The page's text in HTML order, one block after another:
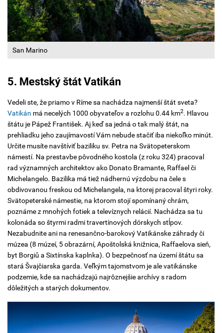
San Marino
5. Mestský štát Vatikán
Vedeli ste, že priamo v Ríme sa nachádza najmenší štát sveta?
Vatikán má necelých 1000 obyvateľov a rozlohu 0.44 km2. Hlavou
štátu je Pápež František. Aj keď sa jedná o tak malý štát, na
prehliadku jeho zaujímavostí Vám nebude stačiť iba niekoľko minút.
Určite musíte navštíviť baziliku sv. Petra na Svätopeterskom
námestí. Na prestavbe pôvodného kostola (z roku 324) pracoval
rad významných architektov ako Donato Bramante, Raffael či
Michelangelo. Bazilika má tiež nádhernú výzdobu na čele s
obdivovanou freskou od Michelangela, na ktorej pracoval štyri roky.
Svätopeterské námestie, na ktorom stojí spomínaný chrám,
poznáme z mnohých fotiek a televíznych relácií. Nachádza sa tu
kolonáda so štyrmi radmi travertínových dórskych stĺpov.
Nezabudnite ani na renesančno-barokový Vatikánske záhrady či
múzea (8 múzeí, 5 obrazární, Apoštolská knižnica, Raffaelova sieň,
byt Borgiů a Sixtínska kaplnka). O bezpečnosť na území štátu sa
stará Švajčiarska garda. Veľkým tajomstvom je ale vatikánske
podzemie, kde sa nachádzajú najrôznejšie archívy s radom
dôležitých a starých dokumentov.